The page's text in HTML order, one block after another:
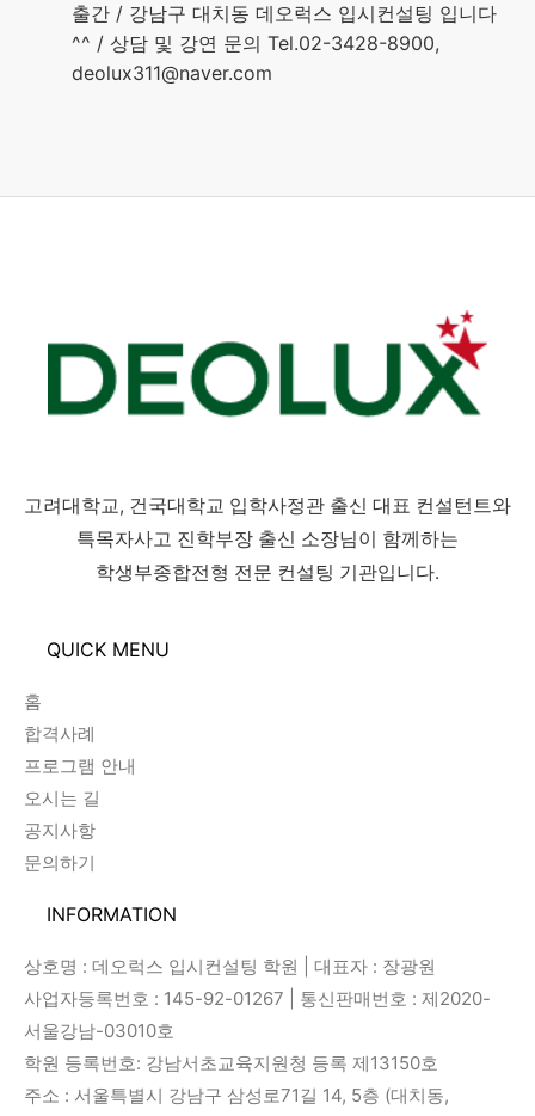
출간 / 강남구 대치동 데오럭스 입시컨설팅 입니다
^^ / 상담 및 강연 문의 Tel.02-3428-8900,
deolux311@naver.com
고려대학교, 건국대학교 입학사정관 출신 대표 컨설턴트와
특목자사고 진학부장 출신 소장님이 함께하는
학생부종합전형 전문 컨설팅 기관입니다.
QUICK MENU
홈
합격사례
프로그램 안내
오시는 길
공지사항
문의하기
INFORMATION
상호명 : 데오럭스 입시컨설팅 학원 | 대표자 : 장광원
사업자등록번호 : 145-92-01267 | 통신판매번호 : 제2020-
서울강남-03010호
학원 등록번호: 강남서초교육지원청 등록 제13150호
주소 : 서울특별시 강남구 삼성로71길 14, 5층 (대치동,